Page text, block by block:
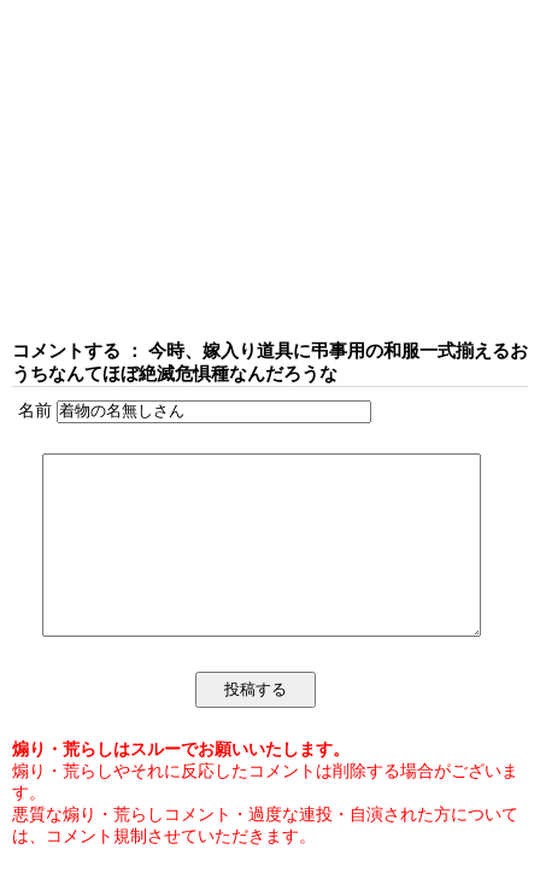
コメントする ： 今時、嫁入り道具に弔事用の和服一式揃えるお
うちなんてほぼ絶滅危惧種なんだろうな
名前
煽り・荒らしはスルーでお願いいたします。
煽り・荒らしやそれに反応したコメントは削除する場合がございま
す。
悪質な煽り・荒らしコメント・過度な連投・自演された方について
は、コメント規制させていただきます。